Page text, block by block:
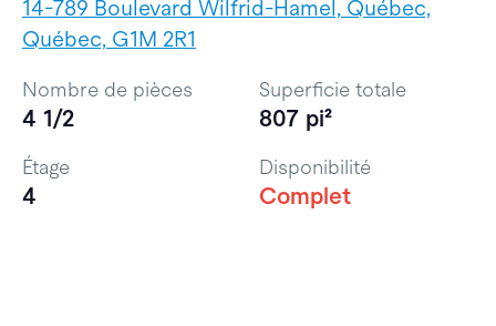
14-789 Boulevard Wilfrid-Hamel, Québec,
Québec, G1M 2R1
Nombre de pièces
4 1/2
Superficie totale
807 pi²
Étage
4
Disponibilité
Complet